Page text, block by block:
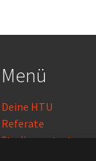
Menü
Deine HTU
Referate
Studienvertretungen